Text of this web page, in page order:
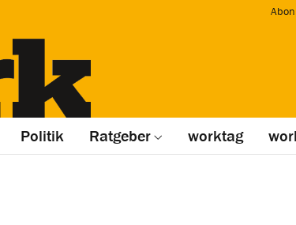
Politik Ratgeber worktag